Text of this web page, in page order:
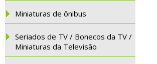
Miniaturas de ônibus
Seriados de TV / Bonecos da TV /
Miniaturas da Televisão